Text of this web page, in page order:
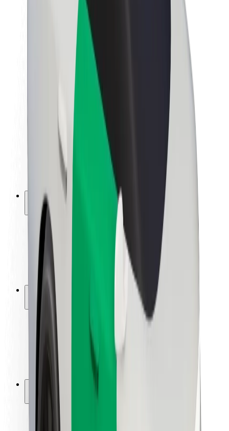
Sostenibilidad en Bolt
Project Zero
Sala de prensa
Directrices de la marca
Relación con inversores
Liderazgo
Marca
Medios
Fondo Urbano
Seguridad
Seguridad para usuarios
Seguridad para conductores
Seguridad para patinetes
Laboratorio de seguridad
Ciudades
Dónde estamos
Soluciones para las ciudades
Aeropuertos
Estaciones de carga de Bolt
Para usuarios